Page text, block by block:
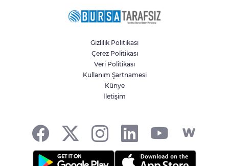
Gizlilik Politikası
Çerez Politikası
Veri Politikası
Kullanım Şartnamesi
Künye
İletişim